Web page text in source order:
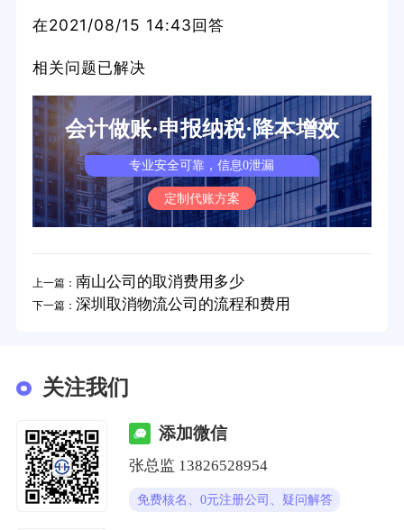
在2021/08/15 14:43回答
相关问题已解决
会计做账·申报纳税·降本增效
专业安全可靠，信息0泄漏
定制代账方案
上一篇： 南山公司的取消费用多少
下一篇： 深圳取消物流公司的流程和费用
关注我们
添加微信
张总监 13826528954
免费核名、0元注册公司、疑问解答